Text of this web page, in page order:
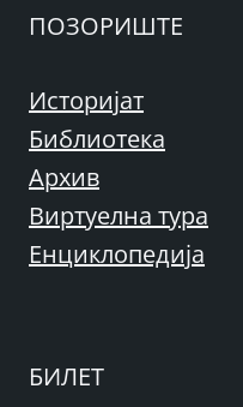
ПОЗОРИШТЕ
Историјат
Библиотека
Архив
Виртуелна тура
Енциклопедија
БИЛЕТ